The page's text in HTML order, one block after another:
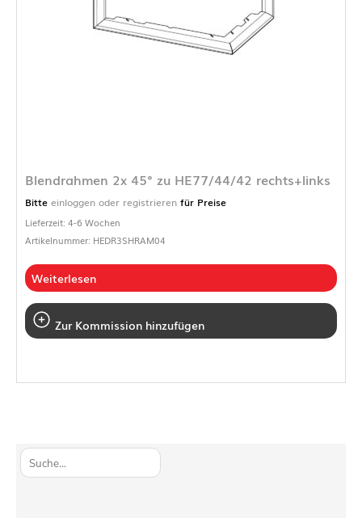
S
u
Blendrahmen 2x 45° zu HE77/44/42 rechts+links
Bitte einloggen oder registrieren für Preise
Lieferzeit: 4-6 Wochen
Artikelnummer: HEDR3SHRAM04
Weiterlesen
Zur Kommission hinzufügen